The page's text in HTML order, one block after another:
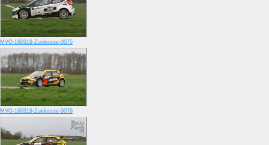
MVO-160319-Zuiderzee-0075
MVO-160319-Zuiderzee-0076